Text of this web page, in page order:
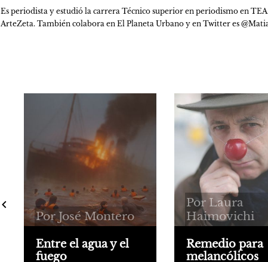
Es periodista y estudió la carrera Técnico superior en periodismo en
ArteZeta. También colabora en El Planeta Urbano y en Twitter es
Por José Montero
Entre el agua y el
fuego
Por Laura
Haimovichi
Remedio para
melancólicos